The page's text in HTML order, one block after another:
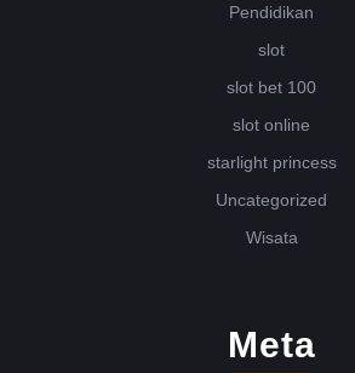
Pendidikan
slot
slot bet 100
slot online
starlight princess
Uncategorized
Wisata
Meta